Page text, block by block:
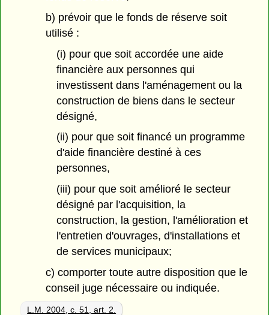
b) prévoir que le fonds de réserve soit
utilisé :
(i) pour que soit accordée une aide
financière aux personnes qui
investissent dans l'aménagement ou la
construction de biens dans le secteur
désigné,
(ii) pour que soit financé un programme
d'aide financière destiné à ces
personnes,
(iii) pour que soit amélioré le secteur
désigné par l'acquisition, la
construction, la gestion, l'amélioration et
l'entretien d'ouvrages, d'installations et
de services municipaux;
c) comporter toute autre disposition que le
conseil juge nécessaire ou indiquée.
L.M. 2004, c. 51, art. 2.